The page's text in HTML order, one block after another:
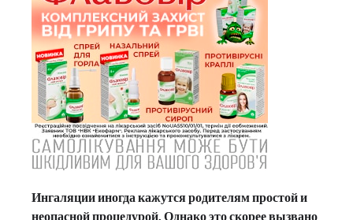
Ингаляции иногда кажутся родителям простой и
неопасной процедурой. Однако это скорее вызвано